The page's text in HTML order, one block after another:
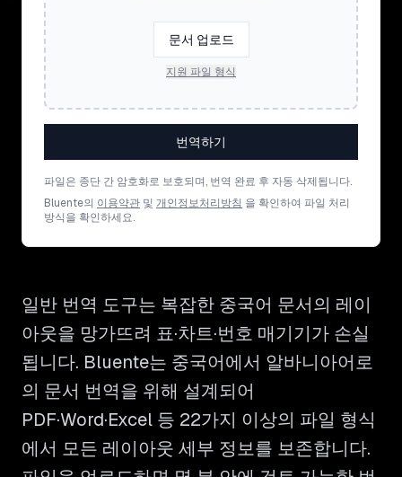
문서 업로드
지원 파일 형식
번역하기
파일은 종단 간 암호화로 보호되며, 번역 완료 후 자동 삭제됩니다.
Bluente의 이용약관 및 개인정보처리방침 을 확인하여 파일 처리
방식을 확인하세요.
일반 번역 도구는 복잡한 중국어 문서의 레이
아웃을 망가뜨려 표·차트·번호 매기기가 손실
됩니다. Bluente는 중국어에서 알바니아어로
의 문서 번역을 위해 설계되어
PDF·Word·Excel 등 22가지 이상의 파일 형식
에서 모든 레이아웃 세부 정보를 보존합니다.